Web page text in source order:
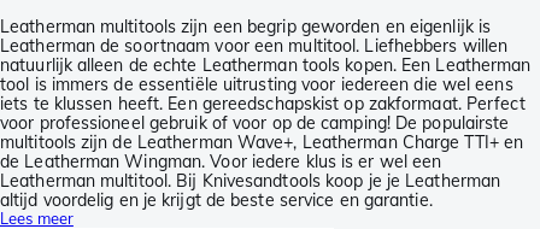
Leatherman multitools zijn een begrip geworden en eigenlijk is
Leatherman de soortnaam voor een multitool. Liefhebbers willen
natuurlijk alleen de echte Leatherman tools kopen. Een Leatherman
tool is immers de essentiële uitrusting voor iedereen die wel eens
iets te klussen heeft. Een gereedschapskist op zakformaat. Perfect
voor professioneel gebruik of voor op de camping! De populairste
multitools zijn de Leatherman Wave+, Leatherman Charge TTI+ en
de Leatherman Wingman. Voor iedere klus is er wel een
Leatherman multitool. Bij Knivesandtools koop je je Leatherman
altijd voordelig en je krijgt de beste service en garantie.
Lees meer